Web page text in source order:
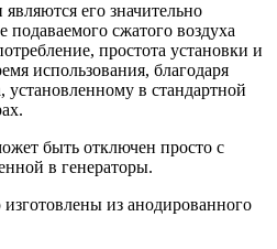
его значительно
сжатого воздуха
простота установки и
использования, благодаря
в стандартной
быть отключен просто с
в генераторы.
из анодированного